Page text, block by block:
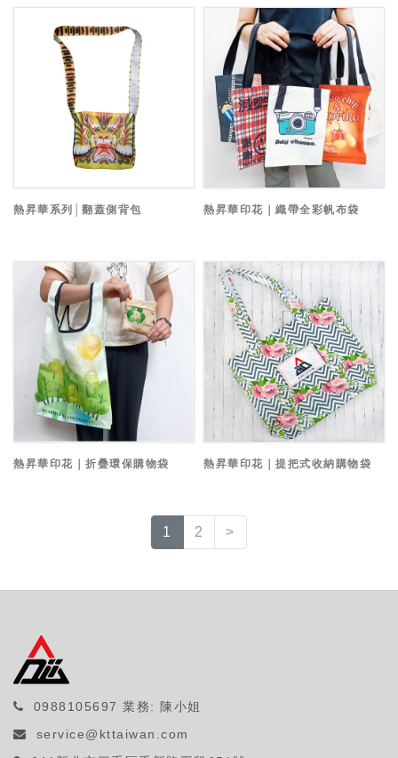
熱昇華系列│翻蓋側背包 熱昇華印花｜織帶全彩帆布袋
熱昇華印花｜折疊環保購物袋 熱昇華印花｜提把式收納購物袋
1 2 >
0988105697 業務: 陳小姐
service@kttaiwan.com